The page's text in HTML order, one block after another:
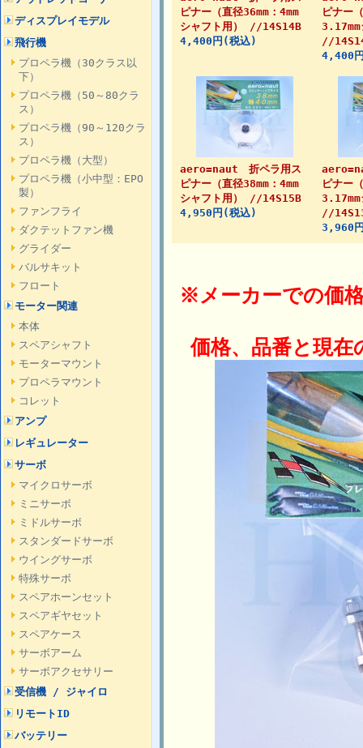
ディスプレイモデル
飛行機
プロペラ機（30クラス以
下）
プロペラ機（50～80クラ
ス）
プロペラ機（90～120クラ
ス）
プロペラ機（大型）
プロペラ機（小中型：EPO
製）
ファンフライ
ダクテットファン機
グライダー
バルサキット
フロート
モーター関連
本体
スペアシャフト
モーターマウント
プロペラマウント
コレット
アンプ
レギュレーター
サーボ
マイクロサーボ
ミニサーボ
ミドルサーボ
スタンダードサーボ
ウイングサーボ
特殊サーボ
スペアホーンセット
スペアギヤセット
スペアケース
サーボアーム
サーボアクセサリー
受信機 / ジャイロ
リモートID
バッテリー
ピナー（直径36mm：4mm
シャフト用） //14S14B
4,400円(税込)
ピナー
3.17mm
//
4,400
aero=naut 折ペラ用ス
ピナー（直径38mm：4mm
シャフト用） //14S15B
4,950円(税込)
ピナー
3.17mm
//
3,960
※メーカーでの価
価格、品番と現在